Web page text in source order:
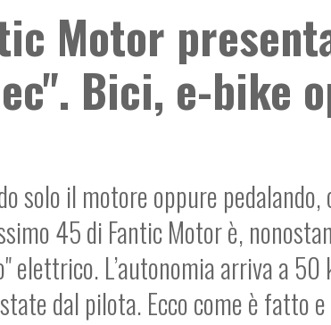
Motor
Bici, e-bike
solo il motore oppure pedalando,
45 di Fantic Motor è,
elettrico. L’autonomia arriva a
dal pilota. Ecco come è fatto